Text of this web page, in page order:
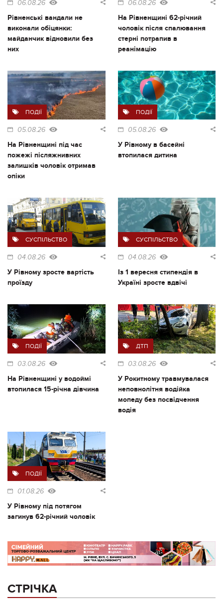
06.08.26
Рівненські вандали не
виконали обіцянки:
майданчик відновили без
них
06.08.26
На Рівненщині 62-річний
чоловік після спалювання
стерні потрапив в
реанімацію
ПОДІЇ
05.08.26
На Рівненщині під час
пожежі післяжнивних
залишків чоловік отримав
опіки
ПОДІЇ
05.08.26
У Рівному в басейні
втопилася дитина
СУСПІЛЬСТВО
04.08.26
У Рівному зросте вартість
проїзду
СУСПІЛЬСТВО
04.08.26
Із 1 вересня стипендія в
Україні зросте вдвічі
ПОДІЇ
03.08.26
На Рівненщині у водоймі
втопилася 15-річна дівчина
ДТП
03.08.26
У Рокитному травмувалася
неповнолітня водійка
мопеду без посвідчення
водія
ПОДІЇ
01.08.26
У Рівному під потягом
загинув 62-річний чоловік
СТРІЧКА